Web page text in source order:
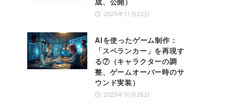
2025年11月23日
AIを使ったゲーム制作：
「スペランカー」を再現す
る⑦（キャラクターの調
整、ゲームオーバー時のサ
ウンド実装）
2025年10月26日